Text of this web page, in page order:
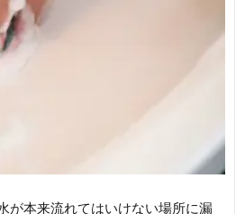
が本来流れてはいけない場所に漏